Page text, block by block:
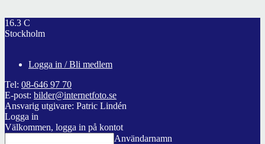
16.3 C
Stockholm
Logga in / Bli medlem
Tel: 08-646 97 70
E-post: bilder@internetfoto.se
Ansvarig utgivare: Patric Lindén
Logga in
Välkommen, logga in på kontot
Användarnamn